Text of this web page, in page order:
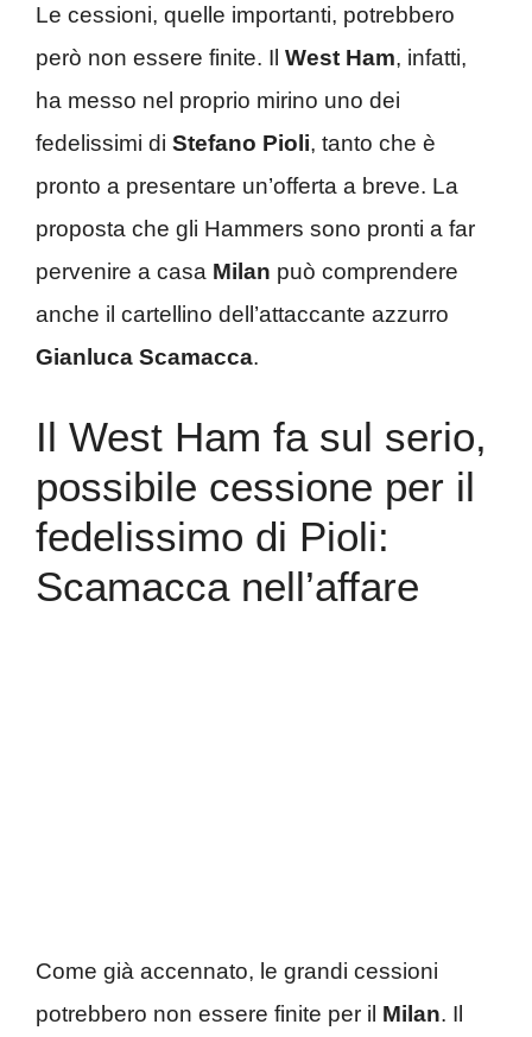
Le cessioni, quelle importanti, potrebbero
però non essere finite. Il West Ham, infatti,
ha messo nel proprio mirino uno dei
fedelissimi di Stefano Pioli, tanto che è
pronto a presentare un’offerta a breve. La
proposta che gli Hammers sono pronti a far
pervenire a casa Milan può comprendere
anche il cartellino dell’attaccante azzurro
Gianluca Scamacca.
Il West Ham fa sul serio,
possibile cessione per il
fedelissimo di Pioli:
Scamacca nell’affare
Come già accennato, le grandi cessioni
potrebbero non essere finite per il Milan. Il